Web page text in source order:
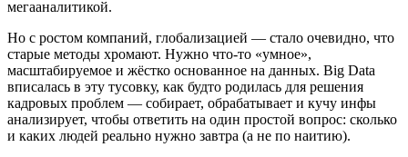
мегааналитикой.
Но с ростом компаний, глобализацией — стало очевидно, что
старые методы хромают. Нужно что-то «умное»,
масштабируемое и жёстко основанное на данных. Big Data
вписалась в эту тусовку, как будто родилась для решения
кадровых проблем — собирает, обрабатывает и кучу инфы
анализирует, чтобы ответить на один простой вопрос: сколько
и каких людей реально нужно завтра (а не по наитию).